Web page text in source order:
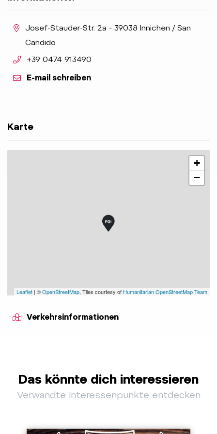
aria.location:
Josef-Stauder-Str. 2a - 39038 Innichen / San
Candido
aria.phone:
+39 0474 913490
E-mail schreiben
Karte
+
−
Leaflet | ©OpenStreetMap, Tiles courtesy of Humanitarian OpenStreetMap Team
Verkehrsinformationen
Das könnte dich interessieren
Verwandte Interessenpunkte entdecken